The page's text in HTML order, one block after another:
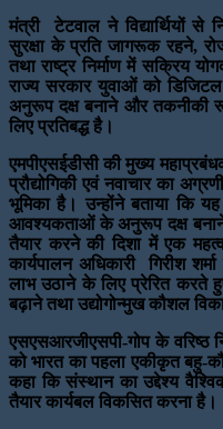
मंत्री टेटवाल ने विद्यार्थियों से
सुरक्षा के प्रति जागरूक रहने,
तथा राष्ट्र निर्माण में सक्रिय
राज्य सरकार युवाओं को
अनुरूप दक्ष बनाने और तकनीकी
लिए प्रतिबद्ध है।
एमपीएसईडीसी की मुख्य
प्रौद्योगिकी एवं नवाचार का
भूमिका है। उन्होंने बताया कि
आवश्यकताओं के अनुरूप दक्ष बनाने
तैयार करने की दिशा में एक
कार्यपालन अधिकारी गिरीश
लाभ उठाने के लिए प्रेरित करते
बढ़ाने तथा उद्योगोन्मुख कौशल
एसएसआरजीएसपी-गोप के वरिष्ठ
को भारत का पहला एकीकृत बहु-
कहा कि संस्थान का उद्देश्य
तैयार कार्यबल विकसित करना है।